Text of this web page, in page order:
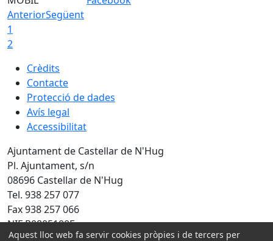
AnteriorSegüent
1
2
Crèdits
Contacte
Protecció de dades
Avís legal
Accessibilitat
Ajuntament de Castellar de N'Hug
Pl. Ajuntament, s/n
08696 Castellar de N'Hug
Tel. 938 257 077
Fax 938 257 066
NIF P0805100E
Aquest lloc web fa servir cookies pròpies i de tercers per